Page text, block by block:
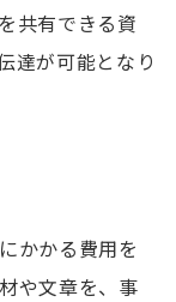
共有できる資
達が可能となり
かかる費用を
や文章を、事